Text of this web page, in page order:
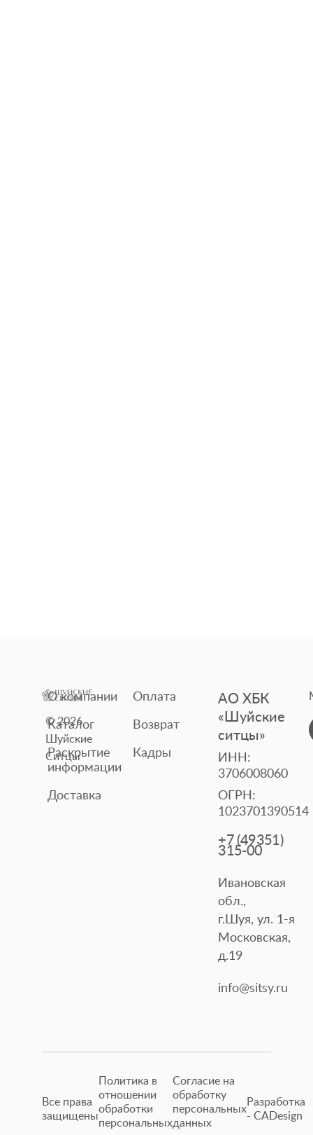
© 2026
Шуйские
Ситцы
О компании
Каталог
Раскрытие
информации
Доставка
Оплата
Возврат
Кадры
АО ХБК
«Шуйские
ситцы»
ИНН:
3706008060
ОГРН:
1023701390514
+7 (49351)
315-00
Ивановская
обл.,
г.Шуя, ул. 1-я
Московская,
д.19
info@sitsy.ru
Все права
защищены
Политика в
отношении
обработки
персональных
Согласие на
обработку
персональных
данных
Разработка
- CADesign